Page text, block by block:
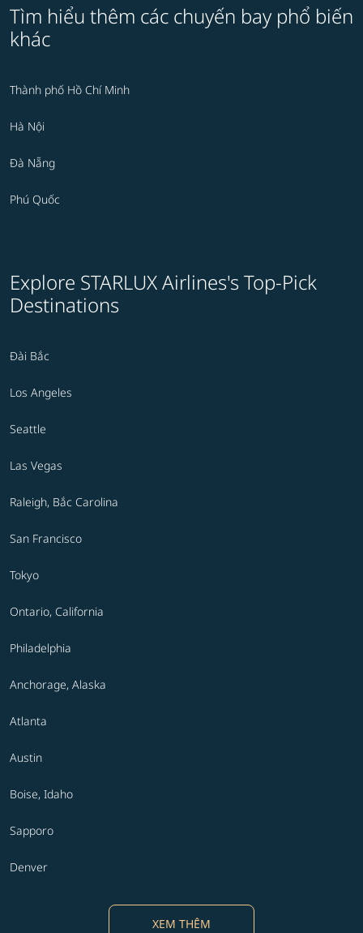
Tìm hiểu thêm các chuyến bay phổ biến
khác
Thành phố Hồ Chí Minh
Hà Nội
Đà Nẵng
Phú Quốc
Explore STARLUX Airlines's Top-Pick
Destinations
Đài Bắc
Los Angeles
Seattle
Las Vegas
Raleigh, Bắc Carolina
San Francisco
Tokyo
Ontario, California
Philadelphia
Anchorage, Alaska
Atlanta
Austin
Boise, Idaho
Sapporo
Denver
XEM THÊM